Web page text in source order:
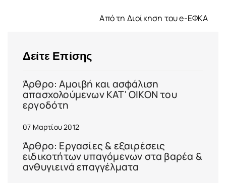
Από τη Διοίκηση του e-ΕΦΚΑ
Δείτε Επίσης
Άρθρο: Αμοιβή και ασφάλιση
απασχολούμενων ΚΑΤ' ΟΙΚΟΝ του
εργοδότη
07 Μαρτίου 2012
Άρθρο: Εργασίες & εξαιρέσεις
ειδικοτήτων υπαγόμενων στα βαρέα &
ανθυγιεινά επαγγέλματα